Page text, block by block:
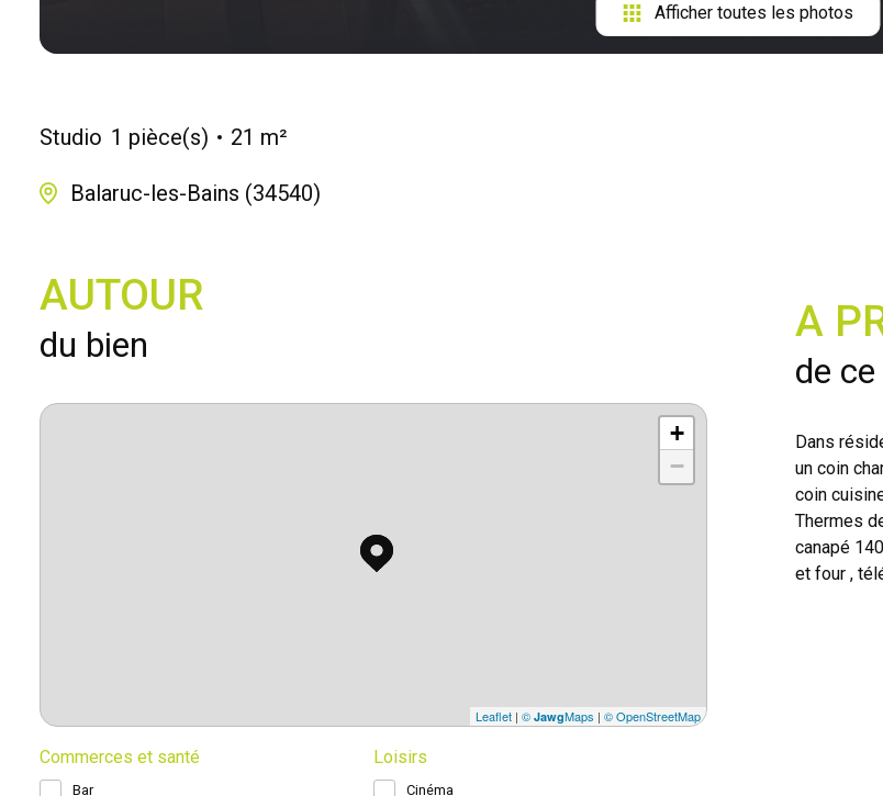
Afficher toutes les photos
Studio 1 pièce(s) 21 m²
Balaruc-les-Bains (34540)
AUTOUR
du bien
+
−
Leaflet | © JawgMaps | © OpenStreetMap
Commerces et santé
Bar
Loisirs
Cinéma
A
de
Dans
un coin
coin
Thermes
canapé
et four ,